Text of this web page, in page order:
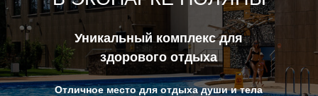
Отличное место для отдыха души и тела
Уникальный комплекс для
здорового отдыха